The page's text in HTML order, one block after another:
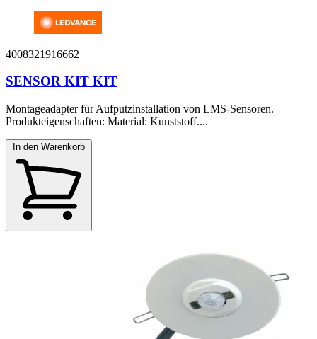
4008321916662
SENSOR KIT KIT
Montageadapter für Aufputzinstallation von LMS-Sensoren.
Produkteigenschaften: Material: Kunststoff....
In den Warenkorb